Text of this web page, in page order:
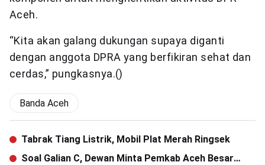
Aceh.
“Kita akan galang dukungan supaya diganti
dengan anggota DPRA yang berfikiran sehat dan
cerdas,” pungkasnya.()
Banda Aceh
Tabrak Tiang Listrik, Mobil Plat Merah Ringsek
Soal Galian C, Dewan Minta Pemkab Aceh Besar